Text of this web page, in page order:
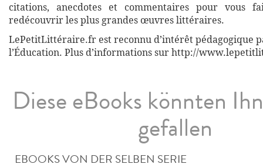
citations, anecdotes et commentaires pour vous
redécouvrir les plus grandes œuvres littéraires.
LePetitLittéraire.fr est reconnu d’intérêt pédagogique
l’Éducation. Plus d’informations sur http://
Diese eBooks könnten
gefallen
EBOOKS VON DER SELBEN SERIE